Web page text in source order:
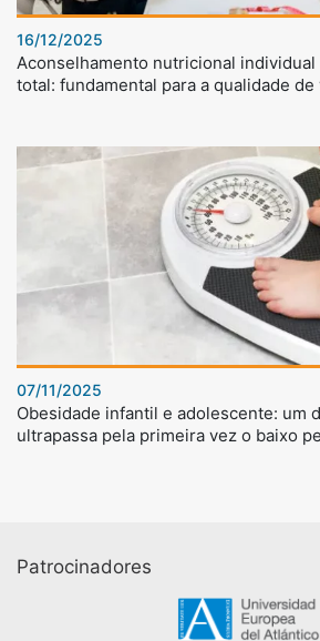
16/12/2025
Aconselhamento nutricional
total: fundamental para a qualidade de
07/11/2025
Obesidade infantil e adolescente: um
ultrapassa pela primeira vez o baixo
Patrocinadores